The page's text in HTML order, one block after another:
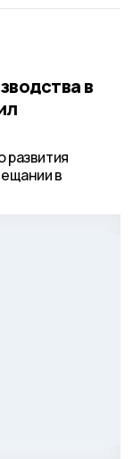
в
развития
в